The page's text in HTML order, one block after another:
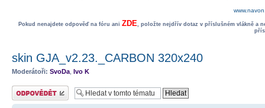
Pokud nenajdete odpověď na fóru ani ZDE, položte nejdřív dotaz v příslušném vlákně a
skin GJA_v2.23._CARBON 320х240
Moderátoři: SvoDa Ivo K
Odeslat odpověď